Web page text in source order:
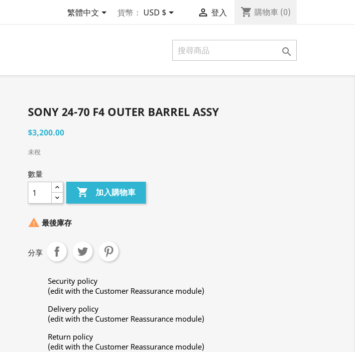
繁體中文 貨幣： USD $  登入 shopping_cart 購物車 (0)

SONY 24-70 F4 OUTER BARREL ASSY
$3,200.00
未稅
數量
 加入購物車
 最後庫存
分享
Security policy
(edit with the Customer Reassurance module)
Delivery policy
(edit with the Customer Reassurance module)
Return policy
(edit with the Customer Reassurance module)